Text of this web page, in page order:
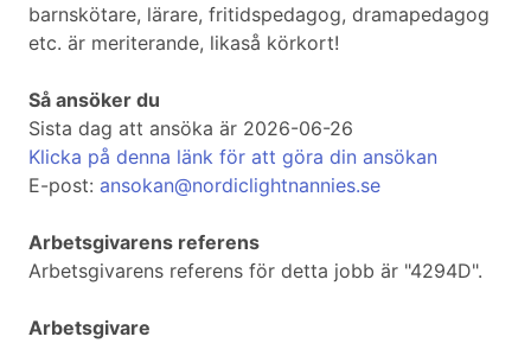
barnskötare, lärare, fritidspedagog, dramapedagog
etc. är meriterande, likaså körkort!
Så ansöker du
Sista dag att ansöka är 2026-06-26
Klicka på denna länk för att göra din ansökan
E-post: ansokan@nordiclightnannies.se
Arbetsgivarens referens
Arbetsgivarens referens för detta jobb är "4294D".
Arbetsgivare